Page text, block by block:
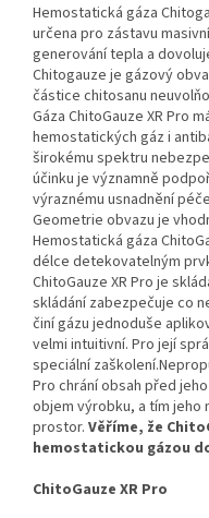
Hemostatická gáza
určena pro zástavu
generování tepla a
Chitogauze je gázový
částice chitosanu
Gáza ChitoGauze XR Pro
hemostatických gáz i
širokému spektru
účinku je významně
výraznému usnadnění
Geometrie obvazu je
Hemostatická gáza
délce detekovatelným
ChitoGauze XR Pro je
skládání zabezpečuje co
činí gázu jednoduše
velmi intuitivní. Pro její
speciální
Pro chrání obsah před
objem výrobku, a tím jeho
prostor. Věříme, že
hemostatickou gázou
ChitoGauze XR Pro